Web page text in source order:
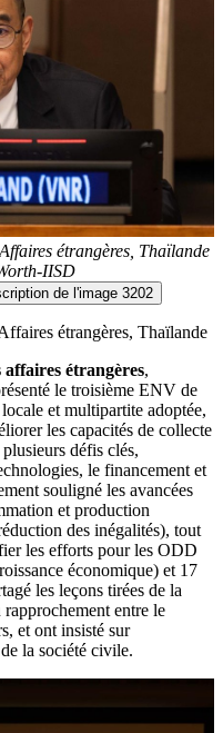
étrangères, Thaïlande
IISD
de l'image 3202
étrangères, Thaïlande
étrangères,
le troisième ENV de
et multipartite adoptée,
les capacités de collecte
défis clés,
le financement et
souligné les avancées
et production
des inégalités), tout
les efforts pour les ODD
économique) et 17
les leçons tirées de la
rapprochement entre le
et ont insisté sur
la société civile.